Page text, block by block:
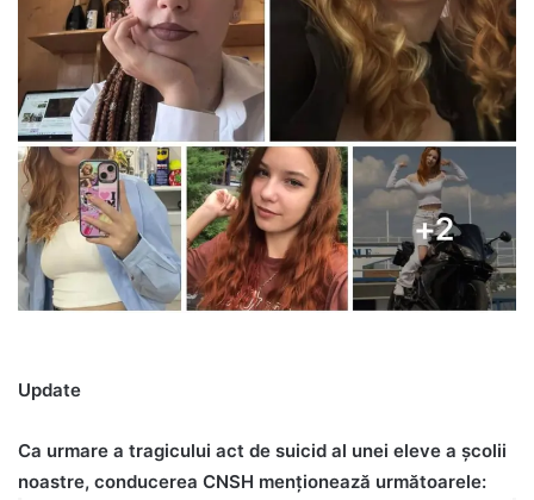
Update
Ca urmare a tragicului act de suicid al unei eleve a școlii
noastre, conducerea CNSH menționează următoarele: